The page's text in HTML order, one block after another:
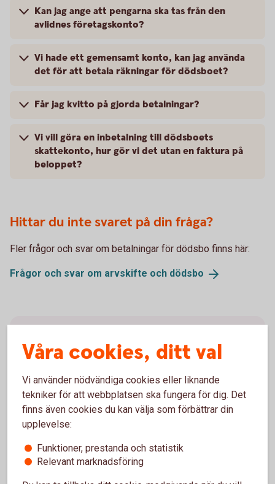
Kan jag ange att pengarna ska tas från den
avlidnes företagskonto?
Vi hade ett gemensamt konto, kan jag använda
det för att betala räkningar för dödsboet?
Får jag kvitto på gjorda betalningar?
Vi vill göra en inbetalning till dödsboets
skattekonto, hur gör vi det utan en faktura på
beloppet?
Hittar du inte svaret på din fråga?
Fler frågor och svar om betalningar för dödsbo finns här:
Frågor och svar om arvskifte och dödsbo
Hanteringstid för
betalningsuppdrag
Hanteringstiden för betalningsuppdrag, det vill säga
hjälp att betala räkningar utställda till dödsboet, är 3-
5 arbetsdagar.
Våra cookies, ditt val
Vi använder nödvändiga cookies eller liknande
tekniker för att webbplatsen ska fungera för dig. Det
finns även cookies du kan välja som förbättrar din
upplevelse:
Funktioner, prestanda och statistik
Relevant marknadsföring